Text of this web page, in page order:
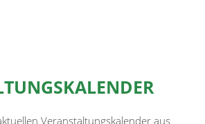
Veranstaltungskalender aus